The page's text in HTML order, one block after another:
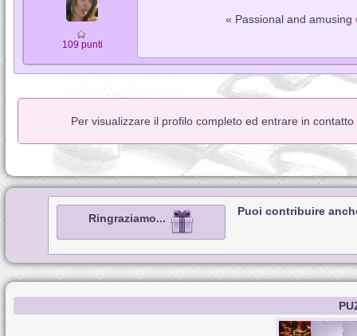
109 punti
« Passional and amusing
Per visualizzare il profilo completo ed entrare in
Ringraziamo...
Puoi contribuire